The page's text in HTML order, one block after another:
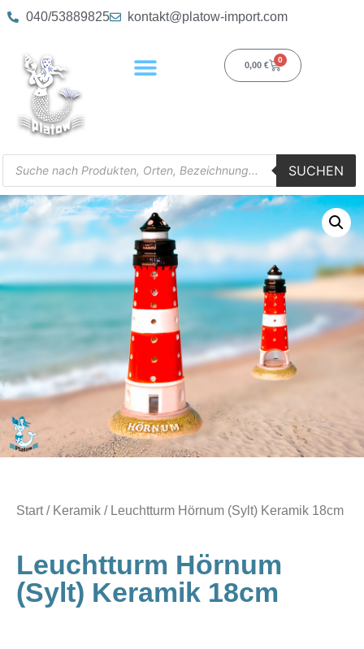
040/53889825 kontakt@platow-import.com
0,00 €
0
SUCHEN
Start/ Keramik / Leuchtturm Hörnum (Sylt) Keramik 18cm
Leuchtturm Hörnum
(Sylt) Keramik 18cm